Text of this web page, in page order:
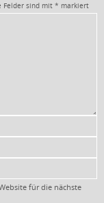
Felder sind mit * markiert
für die nächste